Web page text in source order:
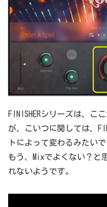
FINISHERシリーズは、こ
が、こいつに関しては、
トによって変わるみたいで
もう、Mixでよくない？と
れないようです。